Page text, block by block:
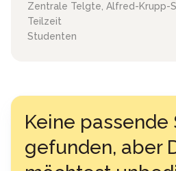
Zentrale Telgte, Alfred-Krupp-
Teilzeit
Studenten
Keine passende
gefunden, aber